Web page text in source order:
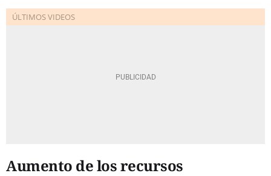
Aumento de los recursos